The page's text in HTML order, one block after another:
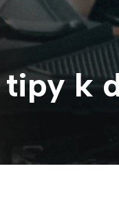
tipy k